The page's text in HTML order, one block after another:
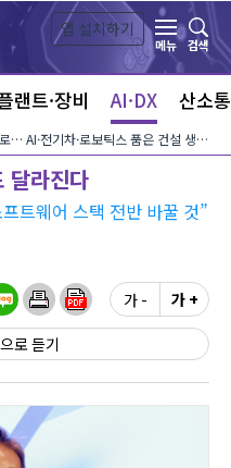
앱 설치하기
메뉴
검색
랜트·장비 AI·DX 산소통
[19:44] [현장] ‘시공’ 너머 ‘연결’로… AI·전기차·로보틱스 품은 건설 생태계
달라진다
트웨어 스택 전반 바꿀 것”
가 - 가 +